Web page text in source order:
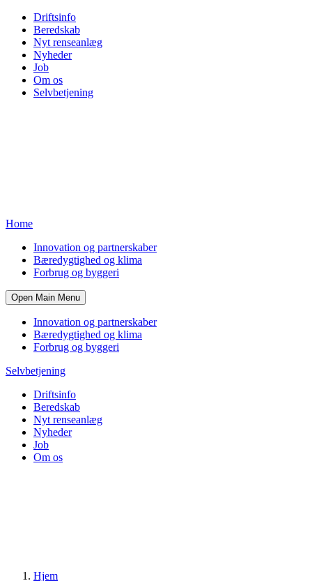
Driftsinfo
Beredskab
Nyt renseanlæg
Nyheder
Job
Om os
Selvbetjening
Home
Innovation og partnerskaber
Bæredygtighed og klima
Forbrug og byggeri
Open Main Menu
Innovation og partnerskaber
Bæredygtighed og klima
Forbrug og byggeri
Selvbetjening
Driftsinfo
Beredskab
Nyt renseanlæg
Nyheder
Job
Om os
Hjem